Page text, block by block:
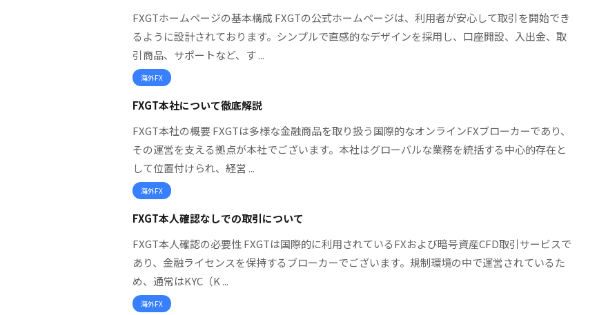
FXGTホームページの基本構成 FXGTの公式ホームページは、利用者が安心して取引を開始でき
るように設計されております。シンプルで直感的なデザインを採用し、口座開設、入出金、取
引商品、サポートなど、す ...
海外FX
FXGT本社について徹底解説
FXGT本社の概要 FXGTは多様な金融商品を取り扱う国際的なオンラインFXブローカーであり、
その運営を支える拠点が本社でございます。本社はグローバルな業務を統括する中心的存在と
して位置付けられ、経営 ...
海外FX
FXGT本人確認なしでの取引について
FXGT本人確認の必要性 FXGTは国際的に利用されているFXおよび暗号資産CFD取引サービスで
あり、金融ライセンスを保持するブローカーでございます。規制環境の中で運営されているた
め、通常はKYC（K ...
海外FX